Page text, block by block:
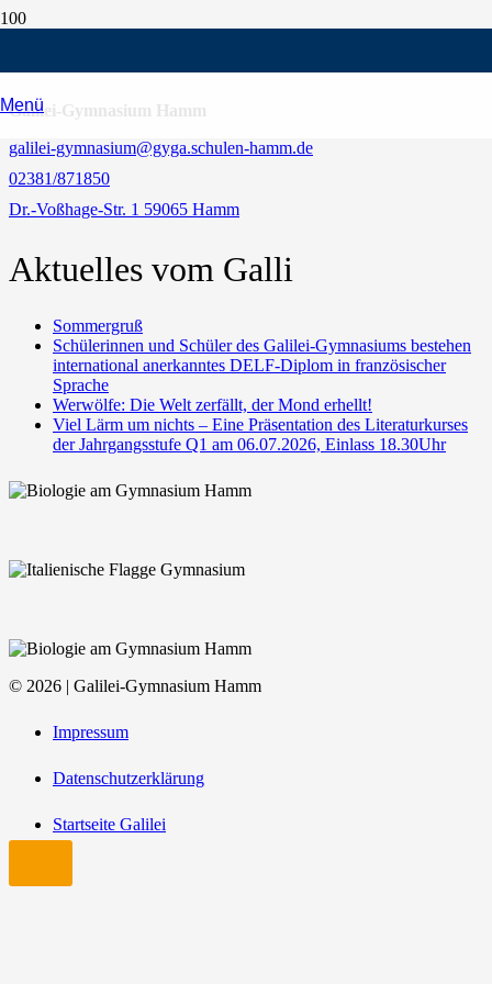
Menü
Galilei-Gymnasium Hamm
galilei-gymnasium@gyga.schulen-hamm.de
02381/871850
Dr.-Voßhage-Str. 1 59065 Hamm
Aktuelles vom Galli
Sommergruß
Schülerinnen und Schüler des Galilei-Gymnasiums bestehen
international anerkanntes DELF-Diplom in französischer
Sprache
Werwölfe: Die Welt zerfällt, der Mond erhellt!
Viel Lärm um nichts – Eine Präsentation des Literaturkurses
der Jahrgangsstufe Q1 am 06.07.2026, Einlass 18.30Uhr
© 2026 | Galilei-Gymnasium Hamm
Impressum
Datenschutzerklärung
Startseite Galilei